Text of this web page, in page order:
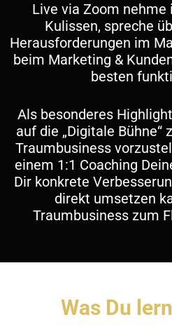
Live via Zoom nehme
Kulissen, spreche
Herausforderungen im
beim Marketing &
besten
Als besonderes
auf die „Digitale Bühne“
Traumbusiness
einem 1:1 Coaching
Dir konkrete
direkt umsetzen
Traumbusiness zum
Was Du